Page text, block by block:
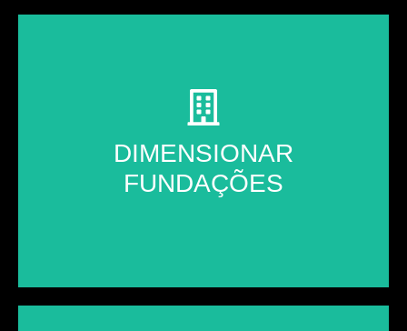
DIMENSIONAR
FUNDAÇÕES
FUNDAÇÃO
Escolha, dimensionamento e detalhamento